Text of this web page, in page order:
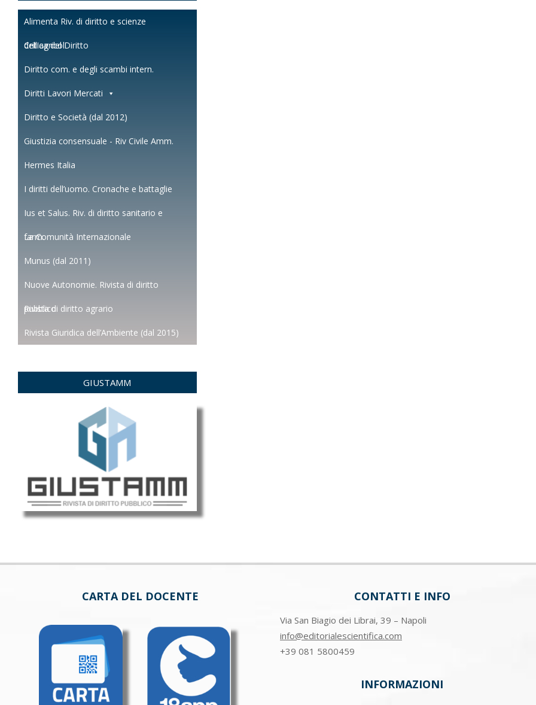
Alimenta Riv. di diritto e scienze
dell'agricol.
Critica del Diritto
Diritto com. e degli scambi intern.
Diritti Lavori Mercati
Diritto e Società (dal 2012)
Giustizia consensuale - Riv Civile Amm.
Hermes Italia
I diritti dell’uomo. Cronache e battaglie
Ius et Salus. Riv. di diritto sanitario e
farm.
La Comunità Internazionale
Munus (dal 2011)
Nuove Autonomie. Rivista di diritto
pubblico
Rivista di diritto agrario
Rivista Giuridica dell’Ambiente (dal 2015)
GIUSTAMM
CARTA DEL DOCENTE CONTATTI E INFO
Via San Biagio dei Librai, 39 – Napoli
info@editorialescientifica.com
+39 081 5800459
INFORMAZIONI